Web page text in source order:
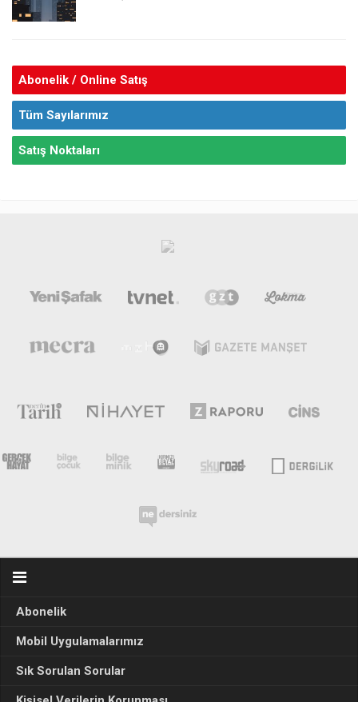
Abonelik / Online Satış
Tüm Sayılarımız
Satış Noktaları
Abonelik
Mobil Uygulamalarımız
Sık Sorulan Sorular